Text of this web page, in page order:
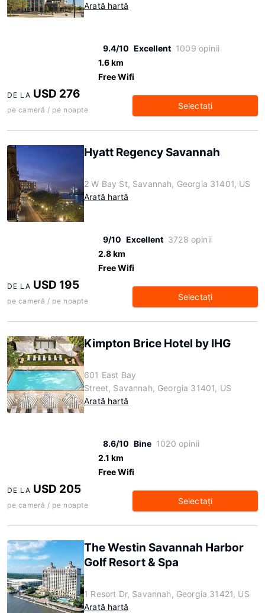
Arată hartă
9.4/10 Excellent 1009 opinii
1.6 km
Free Wifi
DE LA USD 276
pe cameră / pe noapte Selectaţi
Hyatt Regency Savannah
2 W Bay St, Savannah, Georgia 31401, US
Arată hartă
9/10 Excellent 3728 opinii
2.8 km
Free Wifi
DE LA USD 195
pe cameră / pe noapte Selectaţi
Kimpton Brice Hotel by IHG
601 East Bay
Street, Savannah, Georgia 31401, US
Arată hartă
8.6/10 Bine 1020 opinii
2.1 km
Free Wifi
DE LA USD 205
pe cameră / pe noapte Selectaţi
The Westin Savannah Harbor
Golf Resort & Spa
1 Resort Dr, Savannah, Georgia 31421, US
Arată hartă